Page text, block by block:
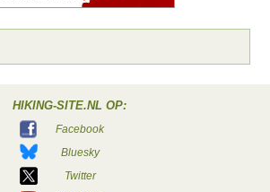
HIKING-SITE.NL OP:
Facebook
Bluesky
Twitter